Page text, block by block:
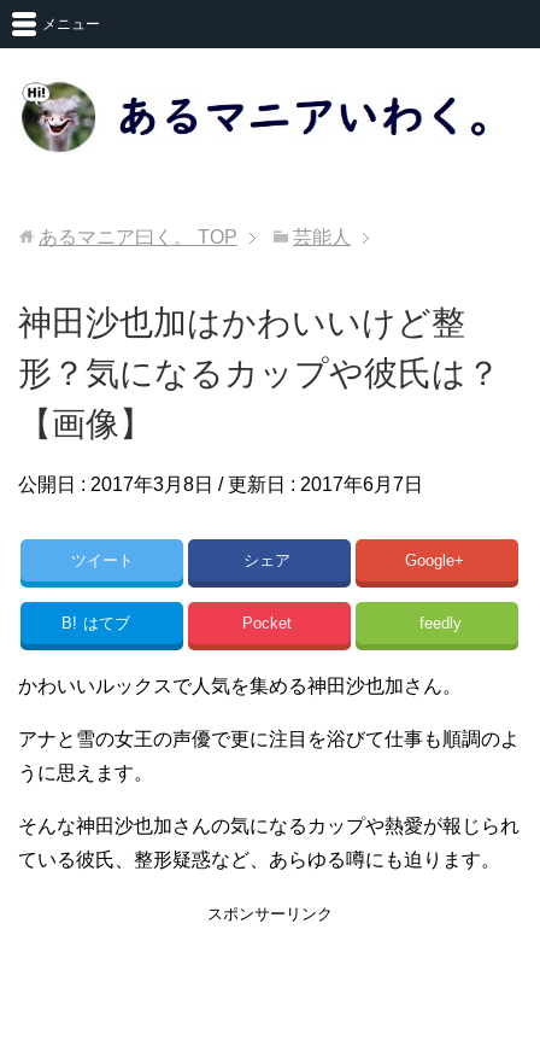
メニュー
あるマニア曰く。 TOP 芸能人
神田沙也加はかわいいけど整
形？気になるカップや彼氏は？
【画像】
公開日 : 2017年3月8日 / 更新日 : 2017年6月7日
ツイート シェア Google+
B! はてブ Pocket feedly
かわいいルックスで人気を集める神田沙也加さん。
アナと雪の女王の声優で更に注目を浴びて仕事も順調のよ
うに思えます。
そんな神田沙也加さんの気になるカップや熱愛が報じられ
ている彼氏、整形疑惑など、あらゆる噂にも迫ります。
スポンサーリンク